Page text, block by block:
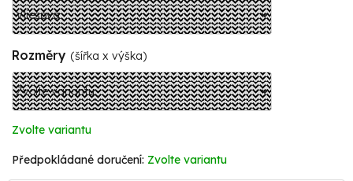
Rozměry (šířka x výška)
Zvolte variantu
Zvolte variantu